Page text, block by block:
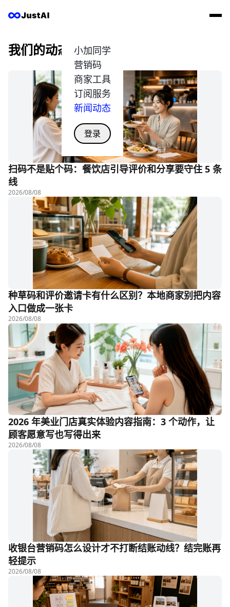
小加同学
营销码
商家工具
订阅服务
新闻动态
登录
我们的动态
扫码不是贴个码：餐饮店引导评价和分享要守住 5 条
线
2026/08/08
种草码和评价邀请卡有什么区别？本地商家别把内容
入口做成一张卡
2026/08/08
2026 年美业门店真实体验内容指南：3 个动作，让
顾客愿意写也写得出来
2026/08/08
收银台营销码怎么设计才不打断结账动线？结完账再
轻提示
2026/08/08